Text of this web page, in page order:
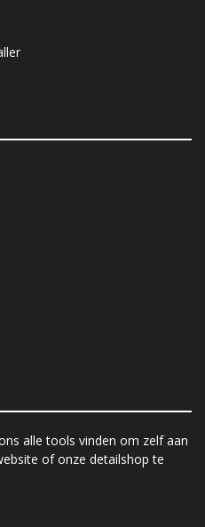
alle tools vinden om zelf aan
of onze detailshop te